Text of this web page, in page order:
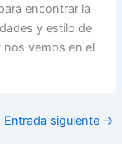
encontrar la
y estilo de
nos vemos en el
Entrada siguiente →